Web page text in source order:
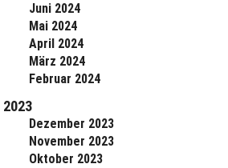
Juni 2024
Mai 2024
April 2024
März 2024
Februar 2024
2023
Dezember 2023
November 2023
Oktober 2023